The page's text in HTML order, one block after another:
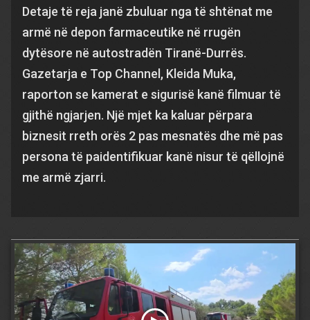
Detaje të reja janë zbuluar nga të shtënat me
armë në depon farmaceutike në rrugën
dytësore në autostradën Tiranë-Durrës.
Gazetarja e Top Channel, Kleida Muka,
raporton se kamerat e sigurisë kanë filmuar të
gjithë ngjarjen. Një mjet ka kaluar përpara
biznesit rreth orës 2 pas mesnatës dhe më pas
persona të paidentifikuar kanë nisur të qëllojnë
me armë zjarri.